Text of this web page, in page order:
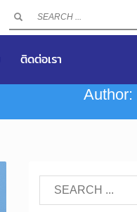
ติดต่อเรา
Author: